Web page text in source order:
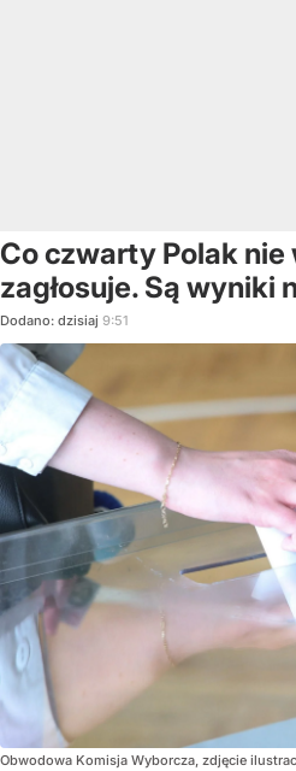
Co czwarty Polak nie
zagłosuje. Są wyniki
Dodano: dzisiaj 9:51
Obwodowa Komisja Wyborcza, zdjęcie